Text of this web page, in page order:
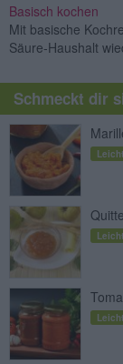
Basisch kochen
Mit basische
Säure-Haushalt
Schmeckt dir
Leicht
Leicht
Leicht